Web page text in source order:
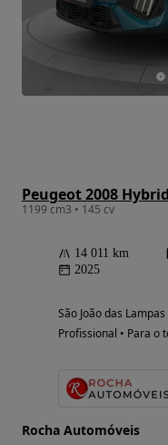
Peugeot 2008
1199 cm3 • 145 cv
14 011 km
2025
São João das
Profissional • Para o
Rocha Automóveis